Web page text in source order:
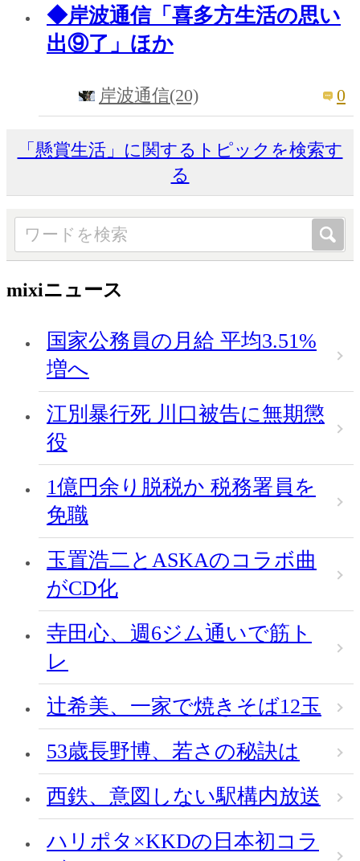
◆岸波通信「喜多方生活の思い
出⑨了」ほか
岸波通信(20) 0
「懸賞生活」に関するトピックを検索す
る
mixiニュース
国家公務員の月給 平均3.51%
増へ
江別暴行死 川口被告に無期懲
役
1億円余り脱税か 税務署員を
免職
玉置浩二とASKAのコラボ曲
がCD化
寺田心、週6ジム通いで筋ト
レ
辻希美、一家で焼きそば12玉
53歳長野博、若さの秘訣は
西鉄、意図しない駅構内放送
ハリポタ×KKDの日本初コラ